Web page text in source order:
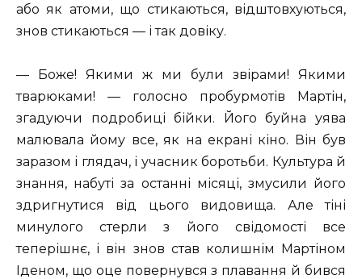
або як атоми, що стикаються, відштовхуються,
знов стикаються — і так довіку.
— Боже! Якими ж ми були звірами! Якими
тварюками! — голосно пробурмотів Мартін,
згадуючи подробиці бійки. Його буйна уява
малювала йому все, як на екрані кіно. Він був
заразом і глядач, і учасник боротьби. Культура й
знання, набуті за останні місяці, змусили його
здригнутися від цього видовища. Але тіні
минулого стерли з його свідомості все
теперішнє, і він знов став колишнім Мартіном
Іденом, що оце повернувся з плавання й бився